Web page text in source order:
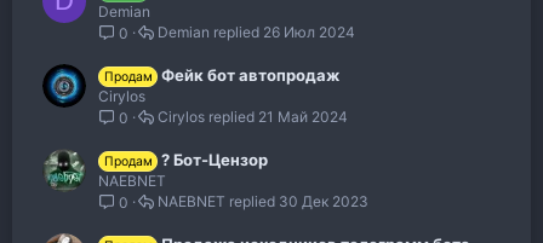
Demian
0
26 Июл 2024
Demian
Продам Фейк бот автопродаж
Cirylos
0
21 Май 2024
Cirylos
Продам ? Бот-Цензор
NAEBNET
0
30 Дек 2023
NAEBNET